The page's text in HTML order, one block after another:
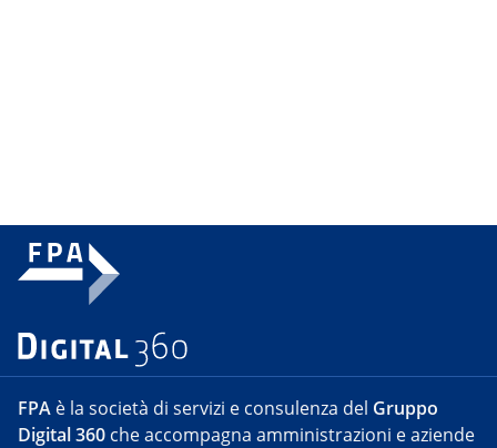
FPA è la società di servizi e consulenza del Gruppo
Digital 360 che accompagna amministrazioni e aziende